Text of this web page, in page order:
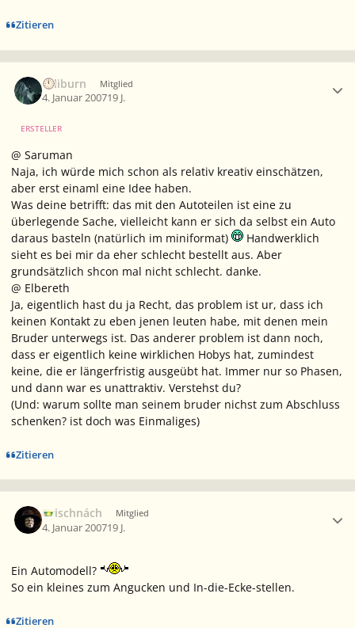
Zitieren
caliburn Mitglied
4. Januar 200719 J.
ERSTELLER
@ Saruman
Naja, ich würde mich schon als relativ kreativ einschätzen,
aber erst einaml eine Idee haben.
Was deine betrifft: das mit den Autoteilen ist eine zu
überlegende Sache, vielleicht kann er sich da selbst ein Auto
daraus basteln (natürlich im miniformat)
Handwerklich
sieht es bei mir da eher schlecht bestellt aus. Aber
grundsätzlich shcon mal nicht schlecht. danke.
@ Elbereth
Ja, eigentlich hast du ja Recht, das problem ist ur, dass ich
keinen Kontakt zu eben jenen leuten habe, mit denen mein
Bruder unterwegs ist. Das anderer problem ist dann noch,
dass er eigentlich keine wirklichen Hobys hat, zumindest
keine, die er längerfristig ausgeübt hat. Immer nur so Phasen,
und dann war es unattraktiv. Verstehst du?
(Und: warum sollte man seinem bruder nichst zum Abschluss
schenken? ist doch was Einmaliges)
Zitieren
Grischnách Mitglied
4. Januar 200719 J.
Ein Automodell?
So ein kleines zum Angucken und In-die-Ecke-stellen.
Zitieren